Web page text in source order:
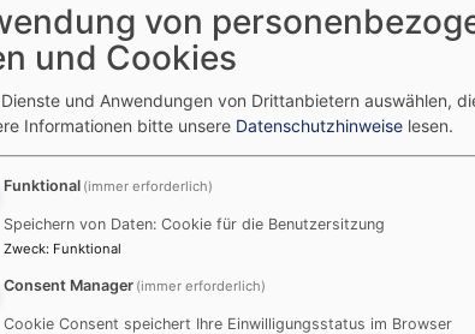
Geburtstag ist ein besonderer Tag – und in
Deshalb besuchen Mitglieder unseres
Besuchsdienstes sowie Pfarrerinnen und
FAHRTEN MIT SENIORINNEN UND
von
und Cookies
und Anwendungen von Drittanbietern auswählen,
Informationen bitte unsere Datenschutzhinweise lesen.
Funktional (immer erforderlich)
Speichern von Daten: Cookie für die Benutzersitzung
Zweck: Funktional
Consent Manager (immer erforderlich)
Cookie Consent speichert Ihre Einwilligungsstatus im Browser